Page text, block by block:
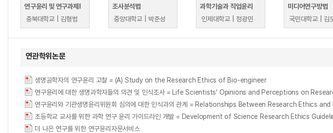
연구윤리 및 연구과제I
충북대학교 | 김형범
조사분석법
중앙대학교 | 박준성
과학기술과 직업윤리
인제대학교 | 정광민
미디어연구방법
국민대학교 | 김
연관학위논문
생명공학자의 연구윤리 고찰 = (A) Study on the Research Ethics of Bio-engineer
연구윤리에 대한 생명과학자들의 의견 및 인식조사 = Life Scientists' Opinions and Perceptions on
연구윤리와 기관생명윤리위원회 심의에 대한 인식과의 관계 = Relationships Between Research
초등학교 교사를 위한 과학 연구 윤리 가이드라인 개발 = Development of Science Research Ethics
더 나은 연구를 위한 연구윤리자문서비스